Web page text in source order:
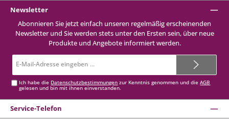
Newsletter
Abonnieren Sie jetzt einfach unseren regelmäßig erscheinenden
Newsletter und Sie werden stets unter den Ersten sein, über neue
Produkte und Angebote informiert werden.
Mail-
Ich habe die Datenschutzbestimmungen zur Kenntnis genommen und dieAGB
gelesen und bin mit ihnen einverstanden.
Service-Telefon